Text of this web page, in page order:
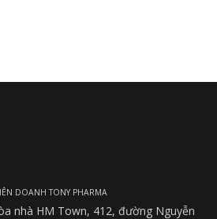
DOANH TONY PHARMA
nhà HM Town, 412, đường Nguyễn